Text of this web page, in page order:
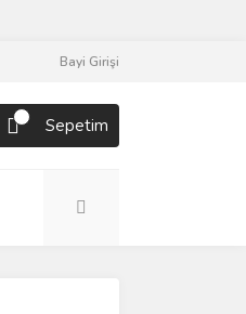
Bayi Girişi
Sepetim